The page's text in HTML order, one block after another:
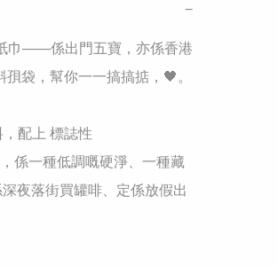
−
巾——係出門五寶，亦係香港
袋，幫你一一搞搞掂，🖤。
配上 標誌性
係一種低調嘅硬淨、一種藏
夜落街買罐啡、定係放假出